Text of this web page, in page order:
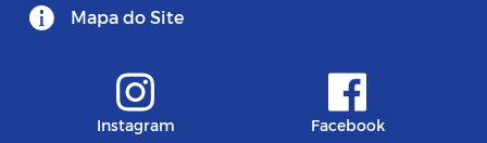
Mapa do Site
Instagram Facebook